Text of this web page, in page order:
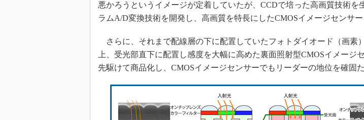
悪かろうというイメージが定着していたが、CCDで培った高画質技術を
ラムA/D変換技術を開発し、高画質を特長にしたCMOSイメージセンサー
さらに、それまで配線層の下に配置していたフォトダイオード（画素
上、受光部直下に配置し感度を大幅に高めた裏面照射型CMOSイメージ
先駆けて商品化し、CMOSイメージセンサーでもリーダーの地位を確固